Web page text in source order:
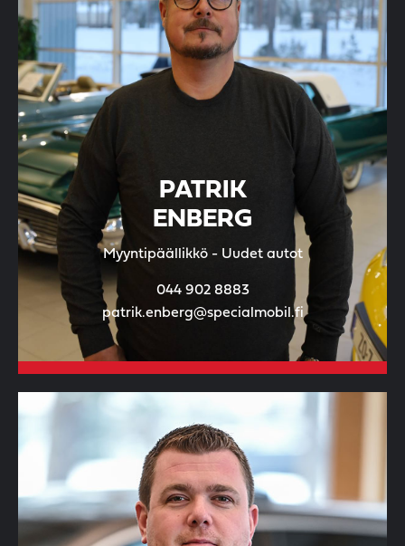
PATRIK
ENBERG
Myyntipäällikkö - Uudet autot
044 902 8883
patrik.enberg@specialmobil.fi